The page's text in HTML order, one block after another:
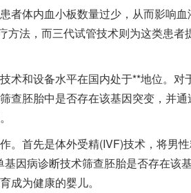
者体内血小板数量过少，从而影响血
法，而三代试管技术则为这类患者
术和设备水平在国内处于**地位。对
查胚胎中是否存在该基因突变，并
。首先是体外受精(IVF)技术，将男
因病诊断技术筛查胚胎是否存在该基
成为健康的婴儿。